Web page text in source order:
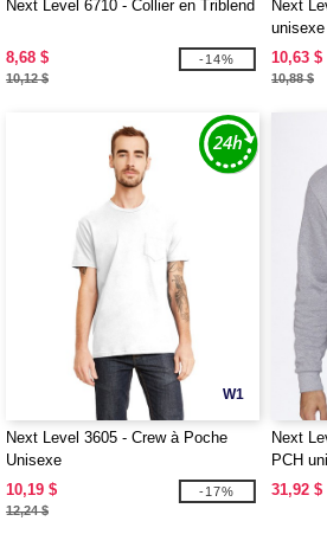
Next Level 6710 - Collier en Triblend
8,68 $
10,12 $
-14%
Next
unisexe
10,63 $
10,88 $
W1
Next Level 3605 - Crew à Poche
Unisexe
10,19 $
12,24 $
-17%
Next
PCH
31,92 $